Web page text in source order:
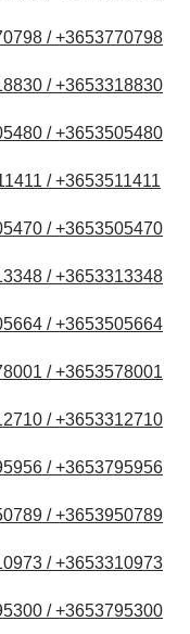
/ +3653770798
/ +3653318830
/ +3653505480
/ +3653511411
/ +3653505470
/ +3653313348
/ +3653505664
/ +3653578001
/ +3653312710
/ +3653795956
/ +3653950789
/ +3653310973
/ +3653795300